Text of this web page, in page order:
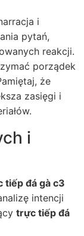
i
pytań,
reakcji.
porządek
że
zasięgi i
i
tiếp đá gà c3
intencji
trực tiếp đá